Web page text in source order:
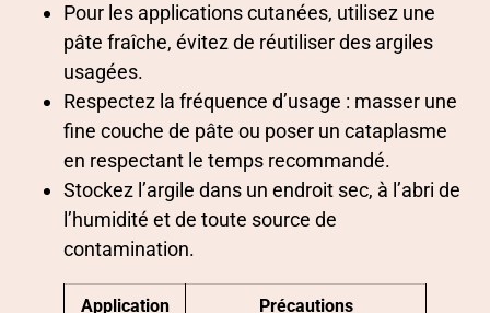
Pour les applications cutanées, utilisez une
pâte fraîche, évitez de réutiliser des argiles
usagées.
Respectez la fréquence d’usage : masser une
fine couche de pâte ou poser un cataplasme
en respectant le temps recommandé.
Stockez l’argile dans un endroit sec, à l’abri de
l’humidité et de toute source de
contamination.
Application Précautions